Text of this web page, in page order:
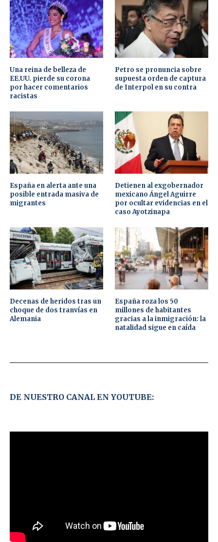
Una reina de belleza de
EE.UU. pierde su corona
por hacer comentarios
racistas
Petro se pronuncia sobre
supuesta orden de captura
de Interpol en su contra
España en alerta ante una
posible entrada masiva de
migrantes
Detienen al exgobernador
mexicano Ángel Aguirre
por ocultar evidencias en el
caso Ayotzinapa
Decenas de heridos tras un
choque de dos tranvías en
Alemania
España roza los 50
millones de habitantes
gracias a la inmigración: la
natalidad sigue en caída
DE NUESTRO CANAL EN YOUTUBE: